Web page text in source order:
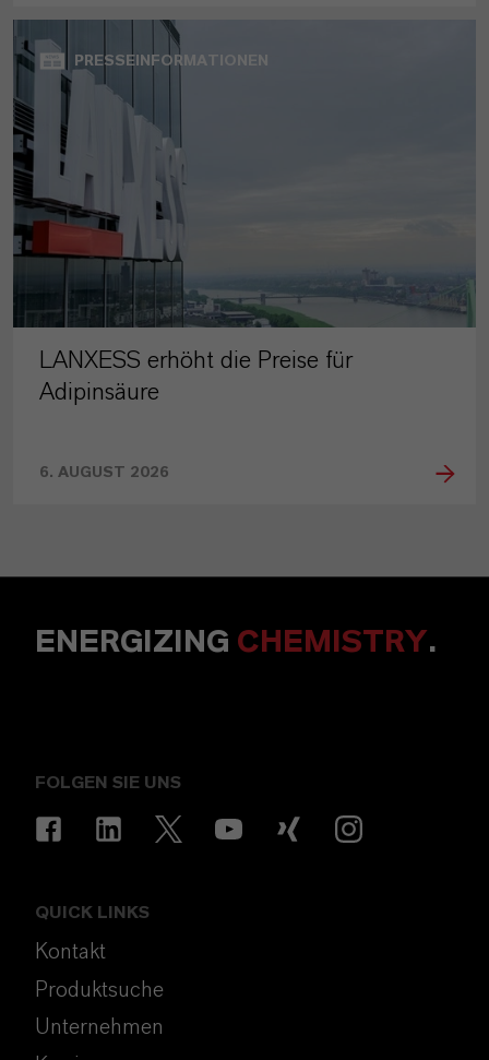
PRESSEINFORMATIONEN
LANXESS erhöht die Preise für
Adipinsäure
6. AUGUST 2026
ENERGIZING CHEMISTRY.
FOLGEN SIE UNS
QUICK LINKS
Kontakt
Produktsuche
Unternehmen